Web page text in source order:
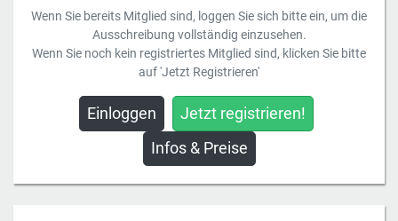
Wenn Sie bereits Mitglied sind, loggen Sie sich bitte ein, um die
Ausschreibung vollständig einzusehen.
Wenn Sie noch kein registriertes Mitglied sind, klicken Sie bitte
auf 'Jetzt Registrieren'
Einloggen
Jetzt registrieren!
Infos & Preise